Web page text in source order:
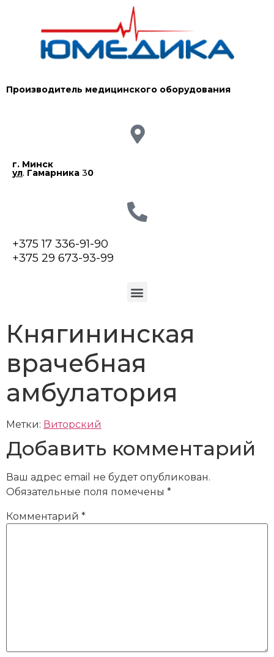
Производитель медицинского оборудования
г. Минск
ул. Гамарника 30
+375 17 336-91-90
+375 29 673-93-99
Княгининская
врачебная
амбулатория
Метки: Виторский
Добавить комментарий
Ваш адрес email не будет опубликован.
Обязательные поля помечены *
Комментарий *